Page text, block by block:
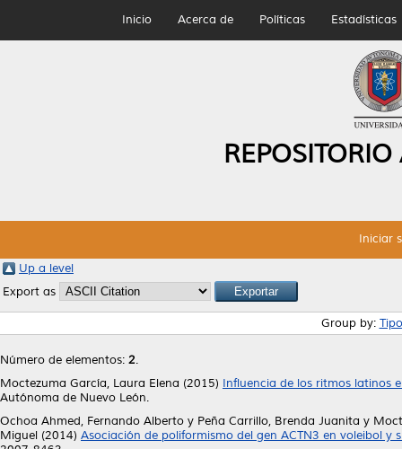
Inicio Acerca de Políticas Estadísticas
Iniciar
Up a level
Export as
Group by:
Número de elementos: 2.
Moctezuma García, Laura Elena (2015) Influencia de los ritmos latinos
Autónoma de Nuevo León.
Ochoa Ahmed, Fernando Alberto y Peña Carrillo, Brenda Juanita y
Miguel (2014) Asociación de poliformismo del gen ACTN3 en voleibol y